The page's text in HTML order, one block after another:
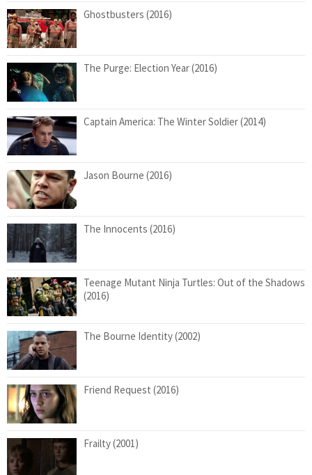
Ghostbusters (2016)
The Purge: Election Year (2016)
Captain America: The Winter Soldier (2014)
Jason Bourne (2016)
The Innocents (2016)
Teenage Mutant Ninja Turtles: Out of the Shadows
(2016)
The Bourne Identity (2002)
Friend Request (2016)
Frailty (2001)